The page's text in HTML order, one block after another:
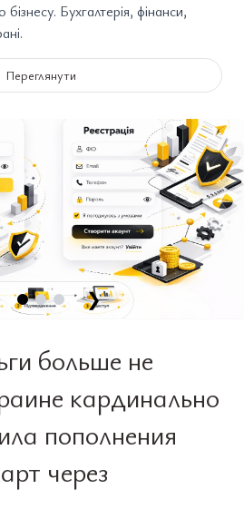
Бухгалтерія, фінанси,
Переглянути
❯
больше не
кардинально
пополнения
через